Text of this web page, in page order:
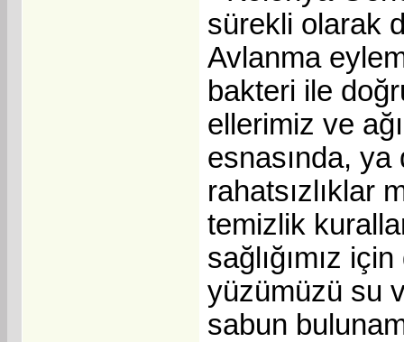
sürekli olarak
Avlanma
bakteri ile
ellerimiz ve
esnasında,
rahatsızlıklar
temizlik
sağlığımız
yüzümüzü su
sabun